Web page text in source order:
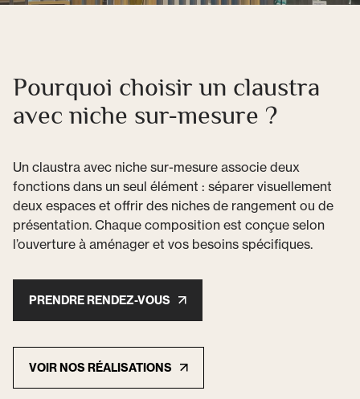
Pourquoi choisir un claustra
avec niche sur-mesure ?
Un claustra avec niche sur-mesure associe deux
fonctions dans un seul élément : séparer visuellement
deux espaces et offrir des niches de rangement ou de
présentation. Chaque composition est conçue selon
l’ouverture à aménager et vos besoins spécifiques.
PRENDRE RENDEZ-VOUS
VOIR NOS RÉALISATIONS